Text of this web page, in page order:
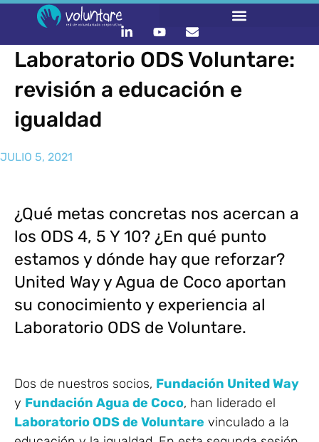
Laboratorio ODS Voluntare:
revisión a educación e
igualdad
JULIO 5, 2021
¿Qué metas concretas nos acercan a
los ODS 4, 5 Y 10? ¿En qué punto
estamos y dónde hay que reforzar?
United Way y Agua de Coco aportan
su conocimiento y experiencia al
Laboratorio ODS de Voluntare.
Dos de nuestros socios, Fundación United Way
y Fundación Agua de Coco, han liderado el
Laboratorio ODS de Voluntare vinculado a la